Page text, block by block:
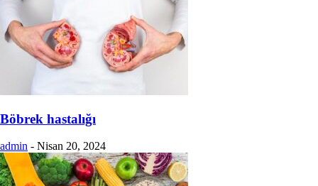
Böbrek hastalığı
admin - Nisan 20, 2024